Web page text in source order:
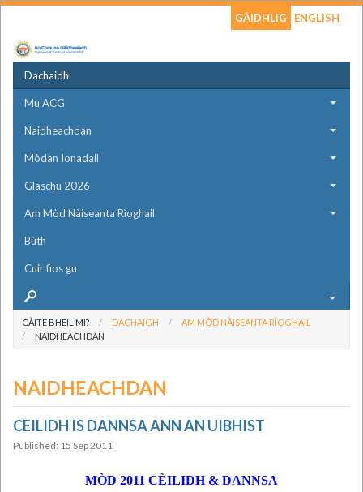
GÀIDHLIG ENGLISH
Dachaidh
Mu ACG
Naidheachdan
Mòdan Ionadail
Glaschu 2026
Am Mòd Nàiseanta Rìoghail
Bùth
Cuir fios gu
CÀITE BHEIL MI? DACHAIGH
AM MÒD NÀISEANTA RÌOGHAIL
NAIDHEACHDAN
NAIDHEACHDAN
CEILIDH IS DANNSA ANN AN UIBHIST
Published: 15 Sep 2011
MÒD 2011 CÈILIDH & DANNSA